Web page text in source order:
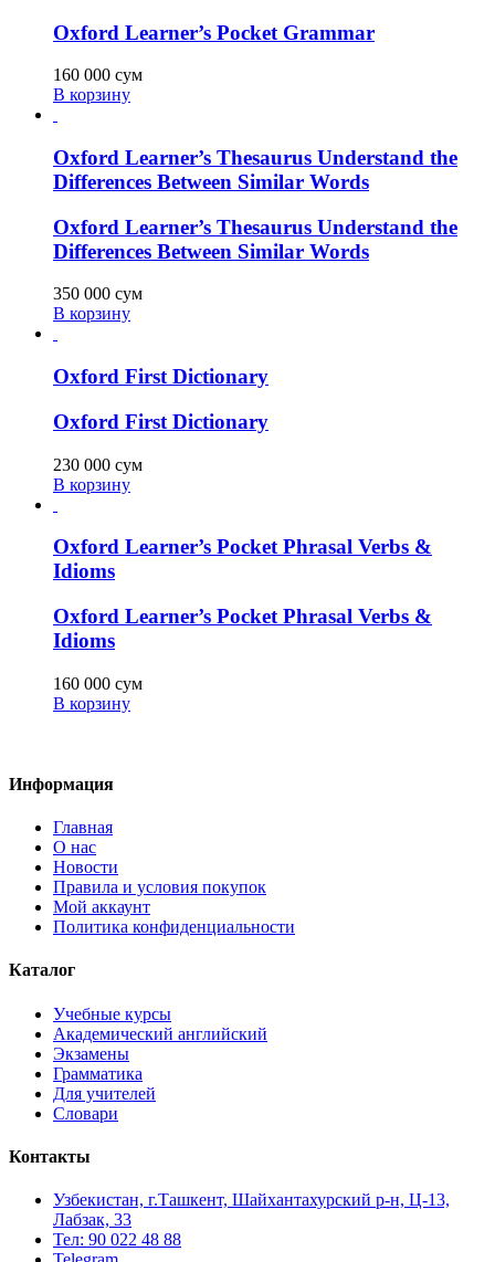
Oxford Learner’s Pocket Grammar
160 000 сум
В корзину
Oxford Learner’s Thesaurus Understand the
Differences Between Similar Words
Oxford Learner’s Thesaurus Understand the
Differences Between Similar Words
350 000 сум
В корзину
Oxford First Dictionary
Oxford First Dictionary
230 000 сум
В корзину
Oxford Learner’s Pocket Phrasal Verbs &
Idioms
Oxford Learner’s Pocket Phrasal Verbs &
Idioms
160 000 сум
В корзину
Информация
Главная
О нас
Новости
Правила и условия покупок
Мой аккаунт
Политика конфиденциальности
Каталог
Учебные курсы
Академический английский
Экзамены
Грамматика
Для учителей
Словари
Контакты
Узбекистан, г.Ташкент, Шайхантахурский р-н, Ц-13,
Лабзак, 33
Тел: 90 022 48 88